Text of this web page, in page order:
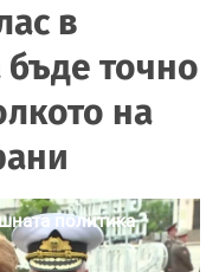
в
бъде точно
на